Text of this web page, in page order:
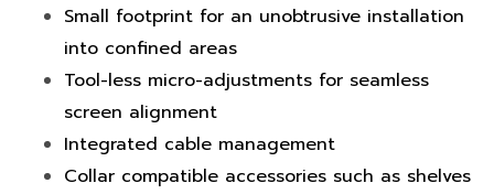
Small footprint for an unobtrusive installation
into confined areas
Tool-less micro-adjustments for seamless
screen alignment
Integrated cable management
Collar compatible accessories such as shelves